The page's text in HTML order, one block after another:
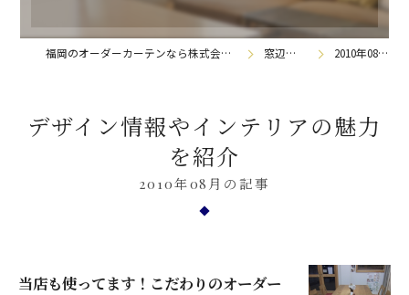
福岡のオーダーカーテンなら株式会社ロイヤル・インテリア 窓辺の日記帳 2010年08月の記事
デザイン情報やインテリアの魅力
を紹介
2010年08月の記事
当店も使ってます！こだわりのオーダー